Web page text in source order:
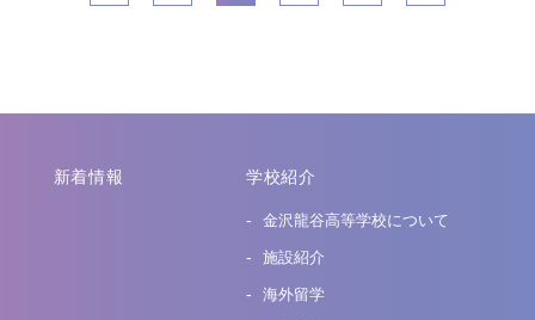
新着情報 学校紹介
金沢龍谷高等学校について
施設紹介
海外留学